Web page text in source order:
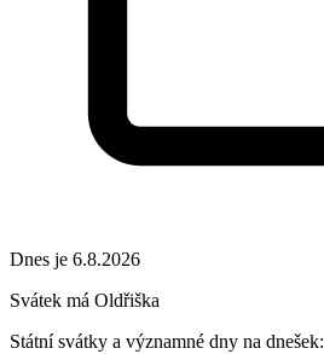
Dnes je 6.8.2026
Svátek má Oldřiška
Státní svátky a významné dny na dnešek: